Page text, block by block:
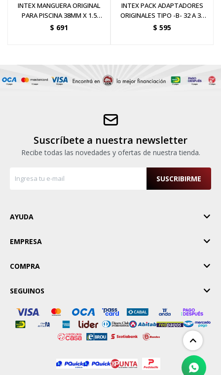
INTEX MANGUERA ORIGINAL
PARA PISCINA 38MM X 1.5
METROS
$ 691
INTEX PACK ADAPTADORES
ORIGINALES TIPO -B- 32 A 38
MM
$ 595
Suscríbete a nuestra newsletter
Recibe todas las novedades y ofertas de nuestra tienda.
SUSCRIBIRME
AYUDA
EMPRESA
COMPRA
SEGUINOS
Sanitaria